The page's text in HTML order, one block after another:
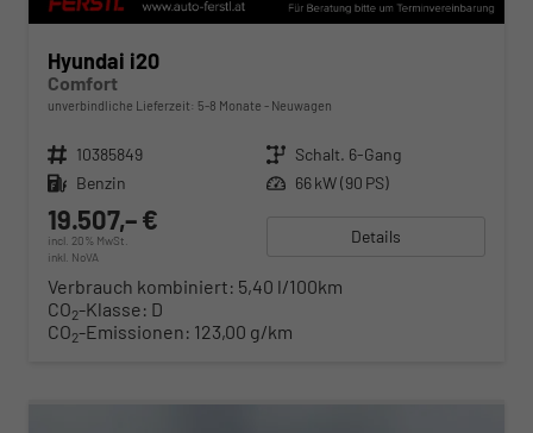
Hyundai i20
Comfort
unverbindliche Lieferzeit: 5-8 Monate Neuwagen
Fahrzeugnr. 10385849 Getriebe Schalt. 6-Gang
Kraftstoff Benzin Leistung 66 kW (90 PS)
19.507,– €
incl. 20% MwSt.
inkl. NoVA
Details
Verbrauch kombiniert: 5,40 l/100km
CO2-Klasse: D
CO2-Emissionen: 123,00 g/km